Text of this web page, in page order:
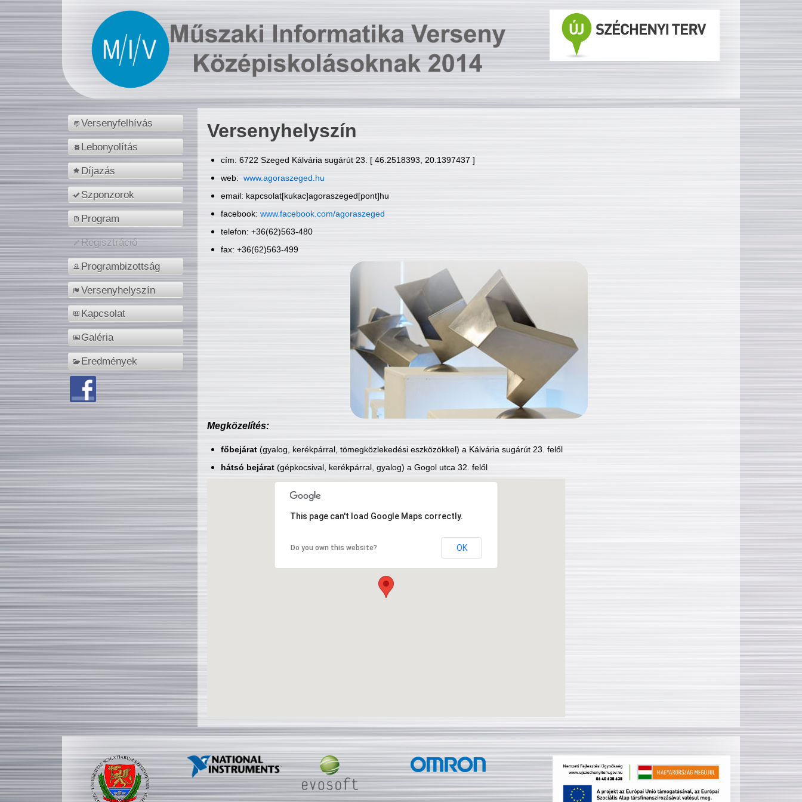
Versenyfelhívás
Lebonyolítás
Díjazás
Szponzorok
Program
Regisztráció
Programbizottság
Versenyhelyszín
Kapcsolat
Galéria
Eredmények
Versenyhelyszín
cím: 6722 Szeged Kálvária sugárút 23. [ 46.2518393, 20.1397437 ]
web: www.agoraszeged.hu
email: kapcsolat[kukac]agoraszeged[pont]hu
facebook: www.facebook.com/agoraszeged
telefon: +36(62)563-480
fax: +36(62)563-499
Megközelítés:
főbejárat(gyalog, kerékpárral, tömegközlekedési eszközökkel) a Kálvária sugárút 23. felől
hátsó bejárat(gépkocsival, kerékpárral, gyalog) a Gogol utca 32. felől
This page can't load Google Maps correctly.
Do you own this website? OK